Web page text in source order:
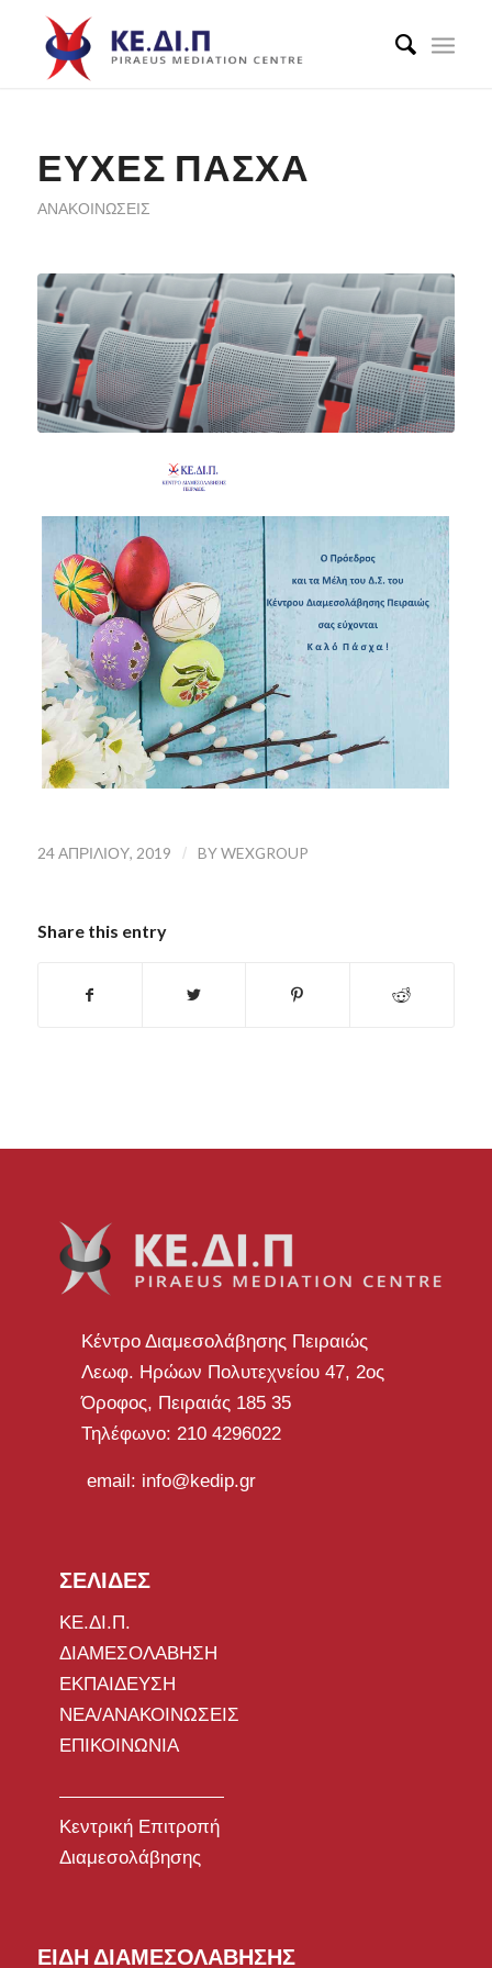
ΕΥΧΈΣ ΠΆΣΧΑ
ΑΝΑΚΟΙΝΏΣΕΙΣ
24 ΑΠΡΙΛΊΟΥ, 2019 / BYWEXGROUP
Share this entry
Κέντρο Διαμεσολάβησης Πειραιώς
Λεωφ. Ηρώων Πολυτεχνείου 47, 2ος
Όροφος, Πειραιάς 185 35
Τηλέφωνο: 210 4296022
email: info@kedip.gr
ΣΕΛΙΔΕΣ
ΚΕ.ΔΙ.Π.
ΔΙΑΜΕΣΟΛΑΒΗΣΗ
ΕΚΠΑΙΔΕΥΣΗ
ΝΕΑ/ΑΝΑΚΟΙΝΩΣΕΙΣ
ΕΠΙΚΟΙΝΩΝΙΑ
Κεντρική Επιτροπή
Διαμεσολάβησης
ΕΙΔΗ ΔΙΑΜΕΣΟΛΑΒΗΣΗΣ